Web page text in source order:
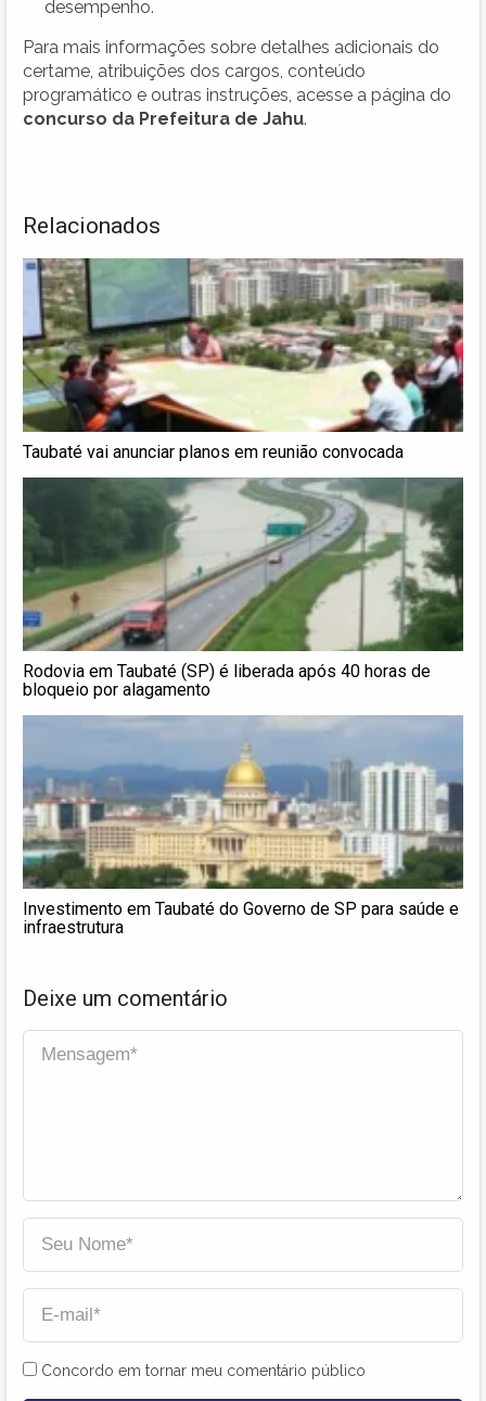
desempenho.
Para mais informações sobre detalhes adicionais do
certame, atribuições dos cargos, conteúdo
programático e outras instruções, acesse a página do
concurso da Prefeitura de Jahu.
Relacionados
Taubaté vai anunciar planos em reunião convocada
Rodovia em Taubaté (SP) é liberada após 40 horas de
bloqueio por alagamento
Investimento em Taubaté do Governo de SP para saúde e
infraestrutura
Deixe um comentário
Concordo em tornar meu comentário público